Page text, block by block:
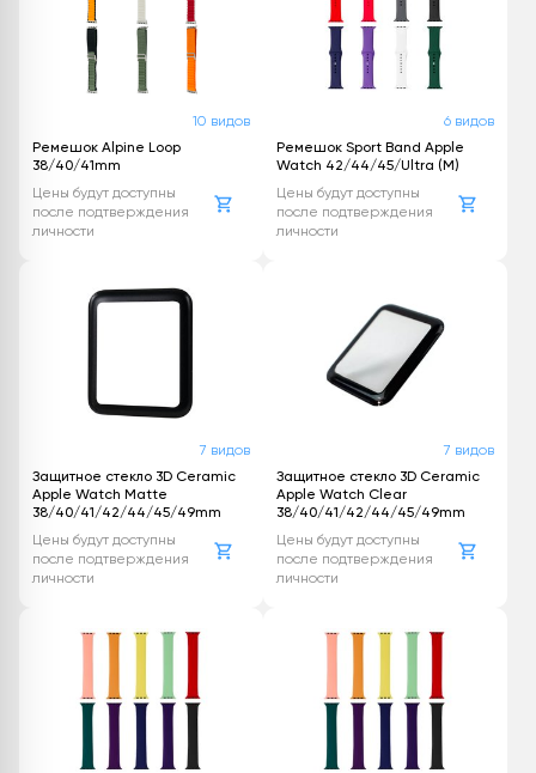
10 видов
Ремешок Alpine Loop
38/40/41mm
Цены будут доступны
после подтверждения
личности
6 видов
Ремешок Sport Band Apple
Watch 42/44/45/Ultra (M)
Цены будут доступны
после подтверждения
личности
7 видов
Защитное стекло 3D Ceramic
Apple Watch Matte
38/40/41/42/44/45/49mm
Цены будут доступны
после подтверждения
личности
7 видов
Защитное стекло 3D Ceramic
Apple Watch Clear
38/40/41/42/44/45/49mm
Цены будут доступны
после подтверждения
личности